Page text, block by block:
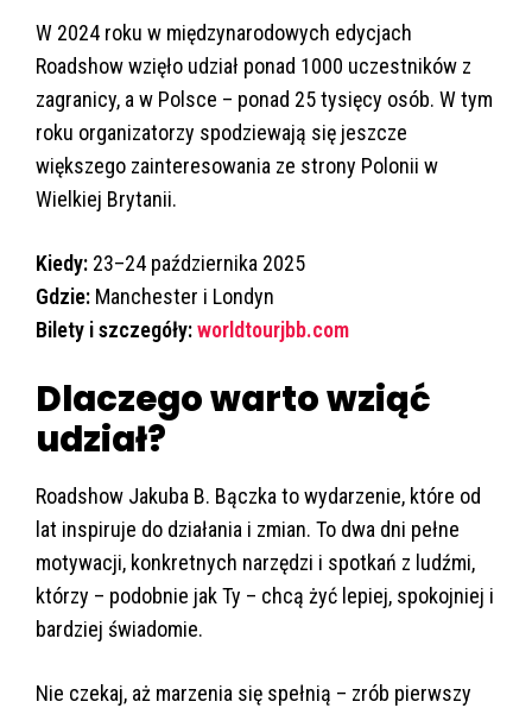
W 2024 roku w międzynarodowych edycjach
Roadshow wzięło udział ponad 1000 uczestników z
zagranicy, a w Polsce – ponad 25 tysięcy osób. W tym
roku organizatorzy spodziewają się jeszcze
większego zainteresowania ze strony Polonii w
Wielkiej Brytanii.
Kiedy: 23–24 października 2025
Gdzie: Manchester i Londyn
Bilety i szczegóły:worldtourjbb.com
Dlaczego warto wziąć
udział?
Roadshow Jakuba B. Bączka to wydarzenie, które od
lat inspiruje do działania i zmian. To dwa dni pełne
motywacji, konkretnych narzędzi i spotkań z ludźmi,
którzy – podobnie jak Ty – chcą żyć lepiej, spokojniej i
bardziej świadomie.
Nie czekaj, aż marzenia się spełnią – zrób pierwszy